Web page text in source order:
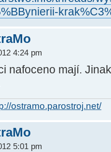
4:24 pm
nafoceno mají.
ostramo.parostroj.net/
5:01 pm